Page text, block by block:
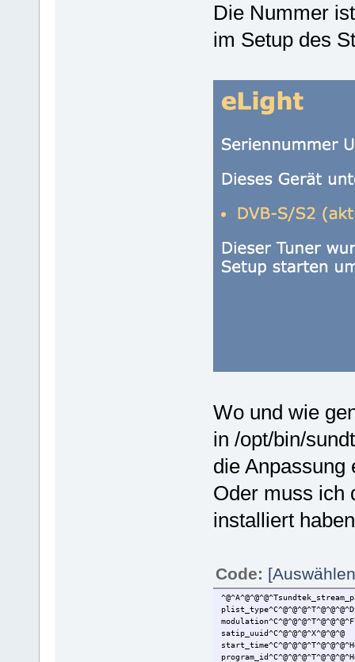
Die Nummer
im Setup des
Wo und wie
in /opt/bin/
die Anpassung
Oder muss ich
installiert
Code:
satip_uuid^C^@^@^@^X^@^@^@